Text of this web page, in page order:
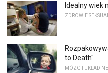
Idealny wiek
ZDROWIE
to Death"
MÓZG I UKŁAD